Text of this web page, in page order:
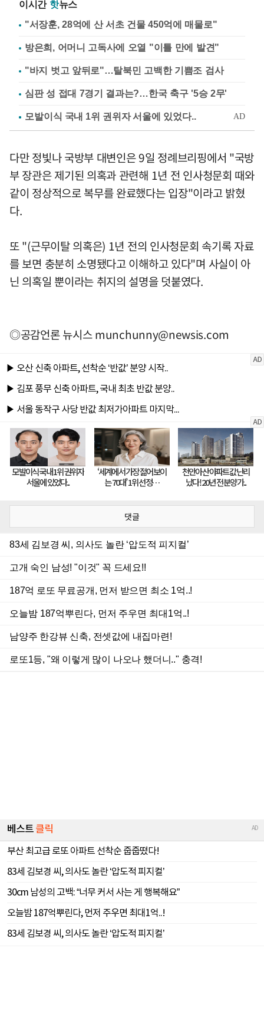
이시간 핫뉴스
"서장훈, 28억에 산 서초 건물 450억에 매물로"
방은희, 어머니 고독사에 오열 "이틀 만에 발견"
"바지 벗고 앞뒤로"…탈북민 고백한 기쁨조 검사
심판 성 접대 7경기 결과는?…한국 축구 '5승 2무'
다만 정빛나 국방부 대변인은 9일 정례브리핑에서 "국방
부 장관은 제기된 의혹과 관련해 1년 전 인사청문회 때와
같이 정상적으로 복무를 완료했다는 입장"이라고 밝혔
다.
또 "(근무이탈 의혹은) 1년 전의 인사청문회 속기록 자료
를 보면 충분히 소명됐다고 이해하고 있다"며 사실이 아
닌 의혹일 뿐이라는 취지의 설명을 덧붙였다.
◎공감언론 뉴시스munchunny@newsis.com
댓글